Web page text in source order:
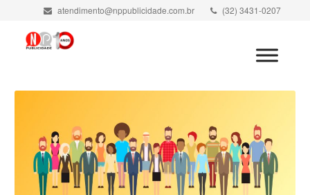
atendimento@nppublicidade.com.br
(32) 3431-0207